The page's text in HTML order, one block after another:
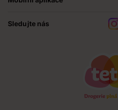
Obchodní podmínky
Teta pomáhá
Sledujte nás